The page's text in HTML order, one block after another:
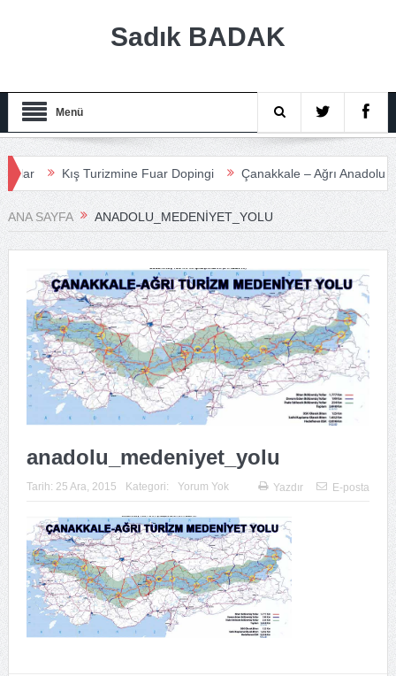
Sadık BADAK
Menü
Kış Turizmine Fuar Dopingi Çanakkale – Ağrı Anadolu
ANA SAYFA ANADOLU_MEDENIYET_YOLU
anadolu_medeniyet_yolu
Tarih: 25 Ara, 2015 Kategori: Yorum Yok Yazdır E-posta